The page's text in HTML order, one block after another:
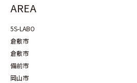
AREA
5S-LABO
倉敷市
倉敷市
備前市
岡山市